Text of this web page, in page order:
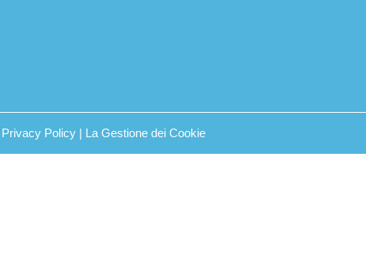
Privacy Policy | La Gestione dei Cookie